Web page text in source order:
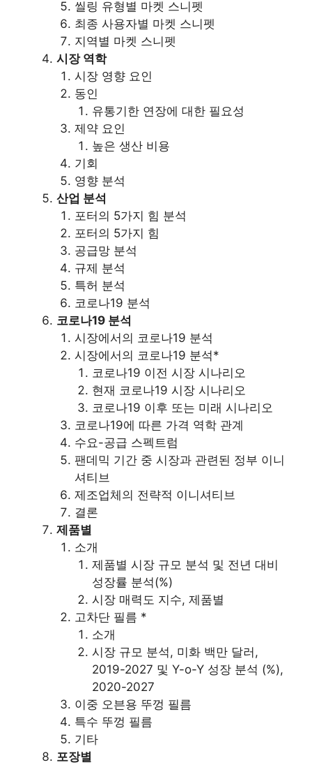
씰링 유형별 마켓 스니펫
최종 사용자별 마켓 스니펫
지역별 마켓 스니펫
시장 역학
시장 영향 요인
동인
유통기한 연장에 대한 필요성
제약 요인
높은 생산 비용
기회
영향 분석
산업 분석
포터의 5가지 힘 분석
포터의 5가지 힘
공급망 분석
규제 분석
특허 분석
코로나19 분석
코로나19 분석
시장에서의 코로나19 분석
시장에서의 코로나19 분석*
코로나19 이전 시장 시나리오
현재 코로나19 시장 시나리오
코로나19 이후 또는 미래 시나리오
코로나19에 따른 가격 역학 관계
수요-공급 스펙트럼
팬데믹 기간 중 시장과 관련된 정부 이니
셔티브
제조업체의 전략적 이니셔티브
결론
제품별
소개
제품별 시장 규모 분석 및 전년 대비
성장률 분석(%)
시장 매력도 지수, 제품별
고차단 필름 *
소개
시장 규모 분석, 미화 백만 달러,
2019-2027 및 Y-o-Y 성장 분석 (%),
2020-2027
이중 오븐용 뚜껑 필름
특수 뚜껑 필름
기타
포장별